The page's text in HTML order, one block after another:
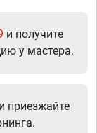
и получите
у мастера.
приезжайте